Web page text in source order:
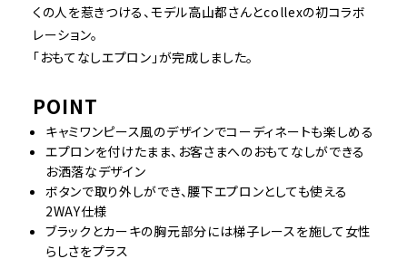
くの人を惹きつける、モデル高山都さんとcollexの初コラボ
レーション。
「おもてなしエプロン」が完成しました。
POINT
キャミワンピース風のデザインでコーディネートも楽しめる
エプロンを付けたまま、お客さまへのおもてなしができる
お洒落なデザイン
ボタンで取り外しができ、腰下エプロンとしても使える
2WAY仕様
ブラックとカーキの胸元部分には梯子レースを施して女性
らしさをプラス